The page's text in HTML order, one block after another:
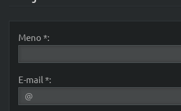
Meno *:
E-mail *: